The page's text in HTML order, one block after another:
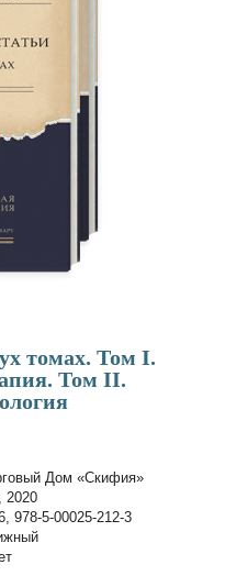
томах. Том I.
Том II.
Дом «Скифия»
2020
978-5-00025-212-3